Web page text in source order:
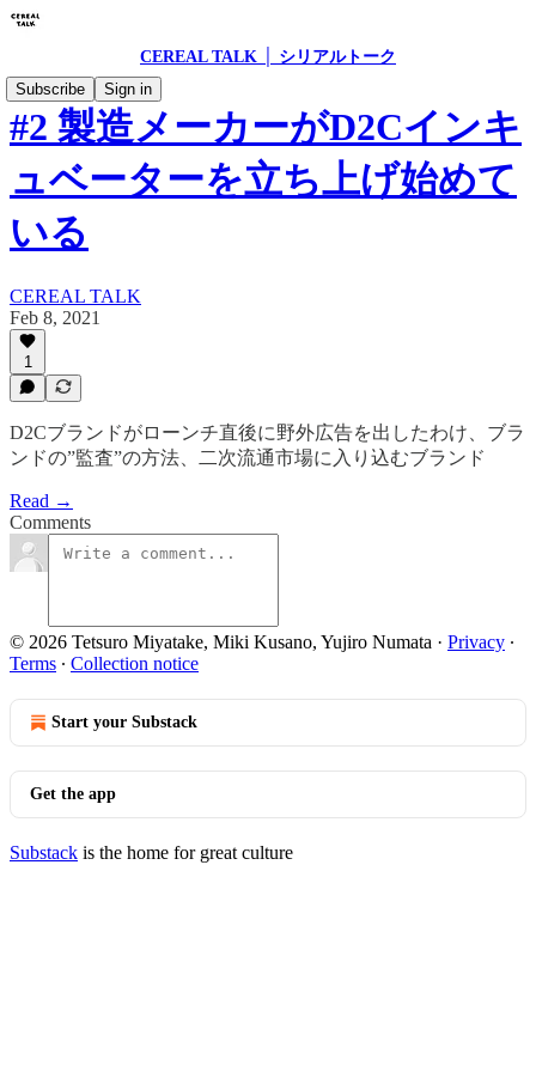
CEREAL TALK │ シリアルトーク
Subscribe
Sign in
#2 製造メーカーがD2Cインキ
ュベーターを立ち上げ始めて
いる
CEREAL TALK
Feb 8, 2021
1
D2Cブランドがローンチ直後に野外広告を出したわけ、ブラ
ンドの”監査”の方法、二次流通市場に入り込むブランド
Read →
Comments
© 2026 Tetsuro Miyatake, Miki Kusano, Yujiro Numata · Privacy ∙
Terms ∙ Collection notice
Start your Substack
Get the app
Substack is the home for great culture